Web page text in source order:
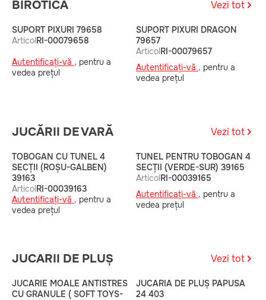
BIROTICA Vezi tot
SUPORT PIXURI 79658
ArticolRI-00079658
Autentificați-vă , pentru a
vedea prețul
SUPORT PIXURI DRAGON
79657
ArticolRI-00079657
Autentificați-vă , pentru a
vedea prețul
JUCĂRII DE VARĂ Vezi tot
TOBOGAN CU TUNEL 4
SECȚII (ROȘU-GALBEN)
39163
ArticolRI-00039163
Autentificați-vă , pentru a
vedea prețul
TUNEL PENTRU TOBOGAN 4
SECȚII (VERDE-SUR) 39165
ArticolRI-00039165
Autentificați-vă , pentru a
vedea prețul
JUCARII DE PLUȘ Vezi tot
JUCARIE MOALE ANTISTRES
CU GRANULE ( SOFT TOYS-
JUCARIA DE PLUȘ PAPUSA
24 403